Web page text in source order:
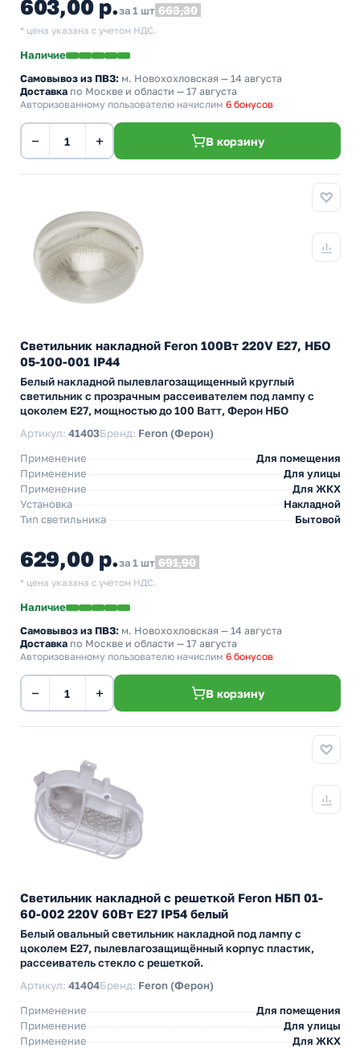
603,00 р.за 1 шт 663,30
* цена указана с учетом НДС.
Наличие
Самовывоз из ПВЗ: м. Новохохловская — 14 августа
Доставка по Москве и области — 17 августа
Авторизованному пользователю начислим 6 бонусов
− + В корзину
Светильник накладной Feron 100Вт 220V Е27, НБО
05-100-001 IP44
Белый накладной пылевлагозащищенный круглый
светильник с прозрачным рассеивателем под лампу с
цоколем Е27, мощностью до 100 Ватт, Ферон НБО
Артикул: 41403Бренд: Feron (Ферон)
Применение
Для помещения
Применение
Для улицы
Применение
Для ЖКХ
Установка
Накладной
Тип светильника
Бытовой
629,00 р.за 1 шт 691,90
* цена указана с учетом НДС.
Наличие
Самовывоз из ПВЗ: м. Новохохловская — 14 августа
Доставка по Москве и области — 17 августа
Авторизованному пользователю начислим 6 бонусов
− + В корзину
Светильник накладной с решеткой Feron НБП 01-
60-002 220V 60Вт Е27 IP54 белый
Белый овальный светильник накладной под лампу с
цоколем Е27, пылевлагозащищённый корпус пластик,
рассеиватель стекло с решеткой.
Артикул: 41404Бренд: Feron (Ферон)
Применение
Для помещения
Применение
Для улицы
Применение
Для ЖКХ